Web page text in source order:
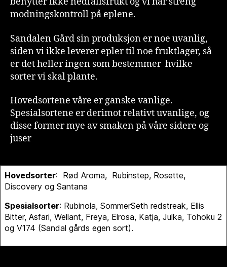
modningskontroll på eplene.
Sandalen Gård sin produksjon er noe uvanlig,
siden vi ikke leverer epler til noe fruktlager, så
er det heller ingen som bestemmer hvilke
sorter vi skal plante.
Hovedsortene våre er ganske vanlige.
Spesialsortene er derimot relativt uvanlige, og
disse former mye av smaken på våre sidere og
juser
Hovedsorter: Rød Aroma, Rubinstep, Rosette,
Discovery og Santana
Spesialsorter: Rubinola, SommerSeth redstreak, Ellis
Bitter, Asfari, Wellant, Freya, Elrosa, Katja, Julka, Tohoku 2
og V174 (Sandal gårds egen sort).